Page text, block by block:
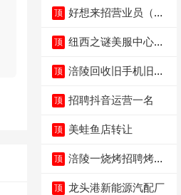
顶 好想来招营业员（不
顶 纽西之谜美服中心招
顶 涪陵回收旧手机旧电
顶 招聘抖音运营一名
顶 美蛙鱼店转让
顶 涪陵一烧烤招聘烤工
顶 龙头港新能源汽配厂